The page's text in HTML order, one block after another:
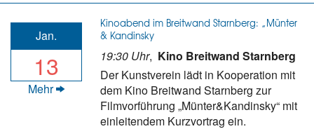
Jan.
13
Mehr
Kinoabend im Breitwand Starnberg: „Münter
& Kandinsky
19:30 Uhr, Kino Breitwand Starnberg
Der Kunstverein lädt in Kooperation mit
dem Kino Breitwand Starnberg zur
Filmvorführung „Münter&Kandinsky“ mit
einleitendem Kurzvortrag ein.